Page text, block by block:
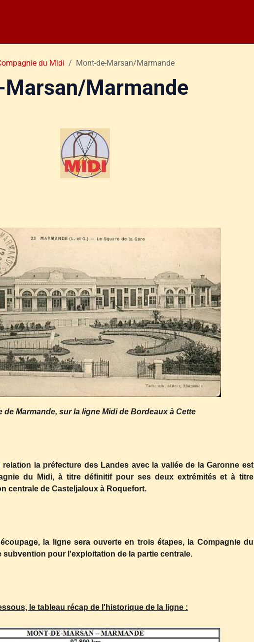
du Midi Mont-de-Marsan/Marmande
Marmande
de Marmande, sur la ligne Midi de Bordeaux à Cette
la préfecture des Landes avec la vallée de la Garonne est
du Midi, à titre définitif pour ses deux extrémités et à titre
centrale de Casteljaloux à Roquefort.
la ligne sera ouverte en trois étapes, la Compagnie du
subvention pour l'exploitation de la partie centrale.
le tableau récap de l'historique de la ligne :